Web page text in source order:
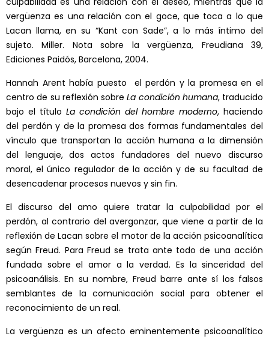
vergüenza es una relación con el goce, que toca a lo que
Lacan llama, en su “Kant con Sade”, a lo más íntimo del
sujeto. Miller. Nota sobre la vergüenza, Freudiana 39,
Ediciones Paidós, Barcelona, 2004.
Hannah Arent había puesto el perdón y la promesa en el
centro de su reflexión sobreLa condición humana, traducido
bajo el título La condición del hombre moderno, haciendo
del perdón y de la promesa dos formas fundamentales del
vínculo que transportan la acción humana a la dimensión
del lenguaje, dos actos fundadores del nuevo discurso
moral, el único regulador de la acción y de su facultad de
desencadenar procesos nuevos y sin fin.
El discurso del amo quiere tratar la culpabilidad por el
perdón, al contrario del avergonzar, que viene a partir de la
reflexión de Lacan sobre el motor de la acción psicoanalítica
según Freud. Para Freud se trata ante todo de una acción
fundada sobre el amor a la verdad. Es la sinceridad del
psicoanálisis. En su nombre, Freud barre ante sí los falsos
semblantes de la comunicación social para obtener el
reconocimiento de un real.
La vergüenza es un afecto eminentemente psicoanalítico